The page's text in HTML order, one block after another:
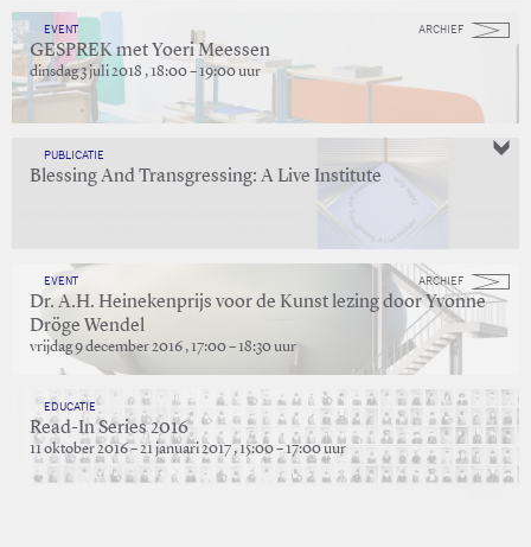
ARCHIEF
EVENT
GESPREK met Yoeri Meessen
dinsdag 3 juli 2018 , 18:00 – 19:00 uur
PUBLICATIE
Blessing And Transgressing: A Live Institute
ARCHIEF
EVENT
Dr. A.H. Heinekenprijs voor de Kunst lezing door Yvonne
Dröge Wendel
vrijdag 9 december 2016 , 17:00 – 18:30 uur
EDUCATIE
Read-In Series 2016
11 oktober 2016 – 21 januari 2017 , 15:00 – 17:00 uur